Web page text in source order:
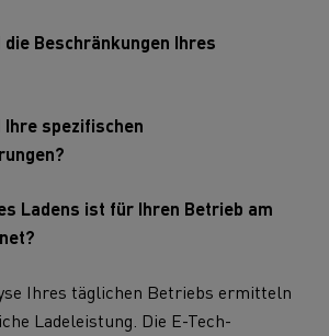
die Beschränkungen Ihres
Ihre spezifischen
Ladens ist für Ihren Betrieb am
Ihres täglichen Betriebs ermitteln
Ladeleistung. Die E-Tech-